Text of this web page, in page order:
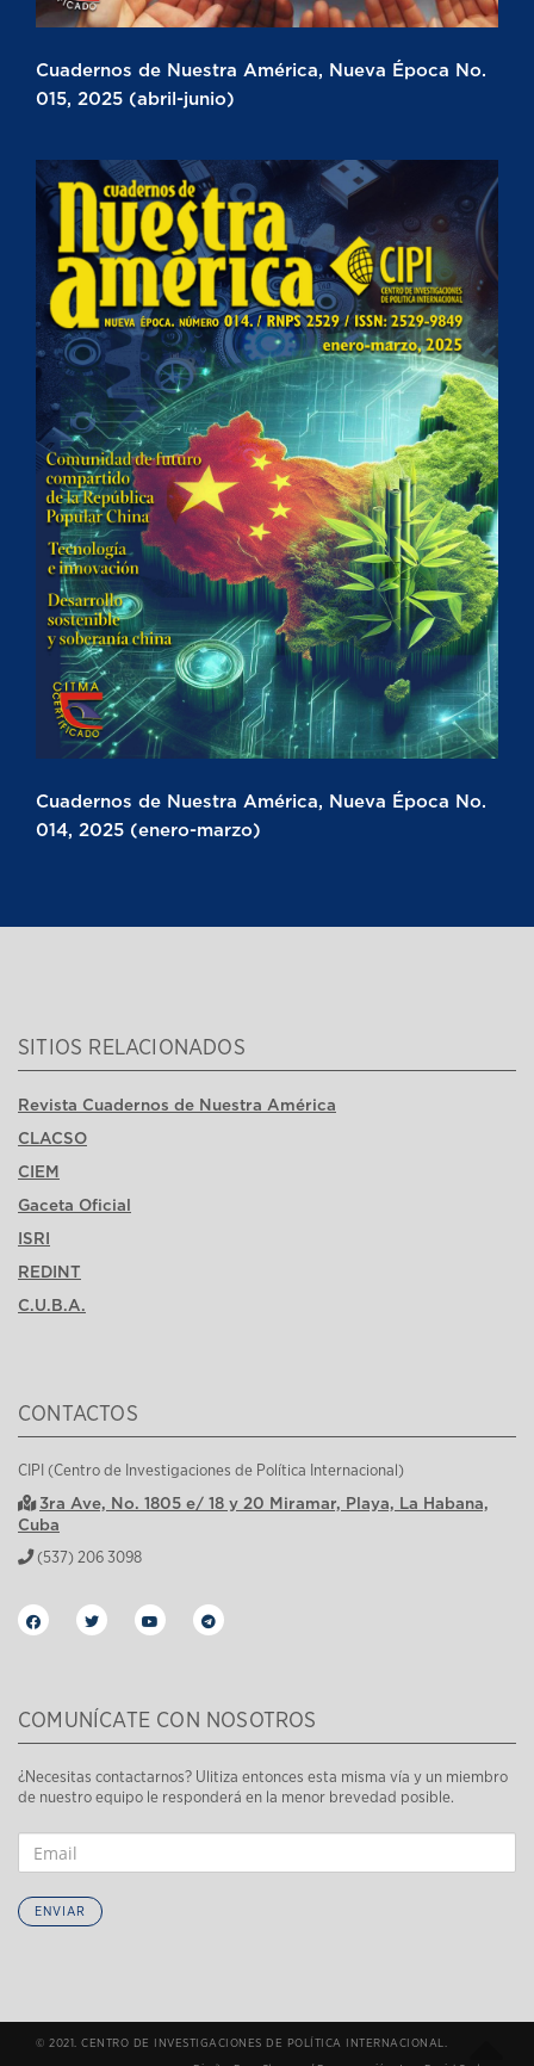
Cuadernos de Nuestra América, Nueva Época No.
015, 2025 (abril-junio)
Cuadernos de Nuestra América, Nueva Época No.
014, 2025 (enero-marzo)
SITIOS RELACIONADOS
Revista Cuadernos de Nuestra América
CLACSO
CIEM
Gaceta Oficial
ISRI
REDINT
C.U.B.A.
CONTACTOS
CIPI (Centro de Investigaciones de Política Internacional)
3ra Ave, No. 1805 e/ 18 y 20 Miramar, Playa, La Habana,
Cuba
(537) 206 3098
COMUNÍCATE CON NOSOTROS
¿Necesitas contactarnos? Ulitiza entonces esta misma vía y un miembro
de nuestro equipo le responderá en la menor brevedad posible.
ENVIAR
© 2021. CENTRO DE INVESTIGACIONES DE POLÍTICA INTERNACIONAL.